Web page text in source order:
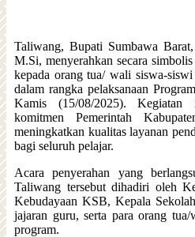
Taliwang, Bupati Sumbawa
M.Si, menyerahkan secara
kepada orang tua/ wali siswa-
dalam rangka pelaksanaan
Kamis (15/08/2025).
komitmen Pemerintah
meningkatkan kualitas layanan
bagi seluruh pelajar.
Acara penyerahan yang
Taliwang tersebut dihadiri oleh
Kebudayaan KSB, Kepala
jajaran guru, serta para orang
program.